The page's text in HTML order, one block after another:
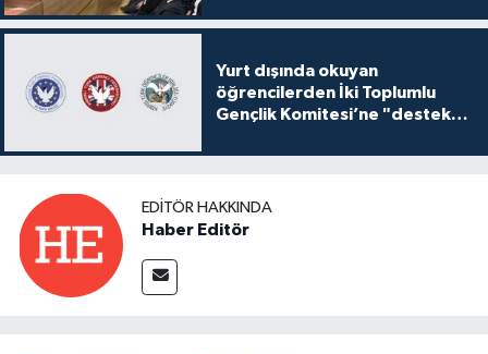
Yurt dışında okuyan
öğrencilerden İki Toplumlu
Gençlik Komitesi’ne "destek
EDITÖR HAKKINDA
Haber Editör